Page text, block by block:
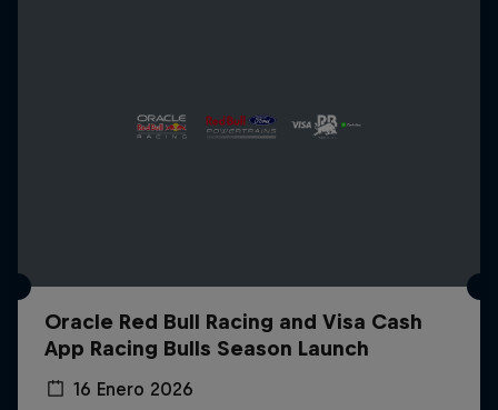
Oracle Red Bull Racing and Visa Cash
App Racing Bulls Season Launch
16 Enero 2026